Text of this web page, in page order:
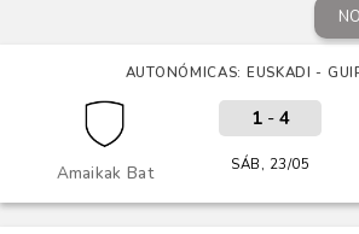
AUTONÓMICAS: EUSKADI -
Amaikak Bat
1- 4
SÁB, 23/05